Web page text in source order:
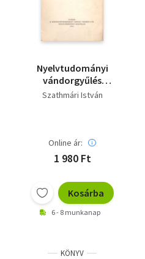
Nyelvtudományi
vándorgyűlés
Hódmezővásárhely,
Szathmári István
Online ár:
1 980 Ft
Kosárba
6 - 8 munkanap
KÖNYV